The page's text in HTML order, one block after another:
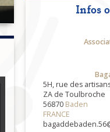
Infos
5H, rue des
ZA de Toulbroche
56870 Baden
FRANCE